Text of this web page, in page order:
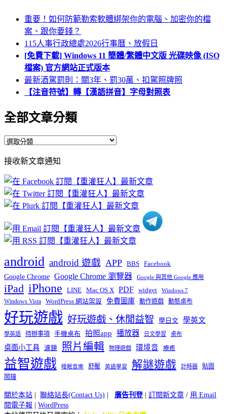
重要！如何防範勒索軟體綁架你的電腦、加密你的檔
案、跟你要錢？
115人事行政總處2026行事曆、放假日
[免費下載] Windows 11 簡體/繁體中文版 光碟映像 (ISO
檔案) 官方網站正式版本
最新酒駕罰則：關3年、罰30萬、扣駕照牌照
【注音符號】轉【漢語拼音】字母對照表
全部文章分類
全
文
章
分
類
接收新文章通知
android android 遊戲 APP BBS Facebook
Google Chrome Google Chrome 瀏覽器 Google 與其他 Google 應用
iPad iPhone LINE Mac OS X PDF widget Windows 7
Windows Vista WordPress 網站架設 免費圖庫 動作遊戲 動態桌布
好玩遊戲 好玩遊戲、休閒益智 學日文 學英文
學英語 待辦事項 手機桌布 拍照app 播放器 日文學習 桌布
桌面小工具 濾鏡 照片編輯 物理遊戲 環境音 療癒
益智遊戲 睡眠音樂 舒壓 英語學習 解謎遊戲 計時器
貼圖
鬧鐘
關於本站 聯絡站長(Contact Us) 廣告刊登| 訂閱新文章 / 用 Email
閱電子報
WordPress